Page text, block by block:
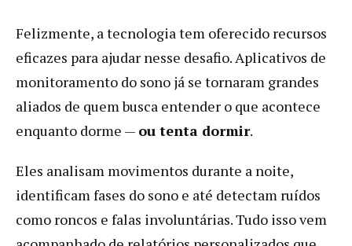
Felizmente, a tecnologia tem oferecido recursos
eficazes para ajudar nesse desafio. Aplicativos de
monitoramento do sono já se tornaram grandes
aliados de quem busca entender o que acontece
enquanto dorme — ou tenta dormir.
Eles analisam movimentos durante a noite,
identificam fases do sono e até detectam ruídos
como roncos e falas involuntárias. Tudo isso vem